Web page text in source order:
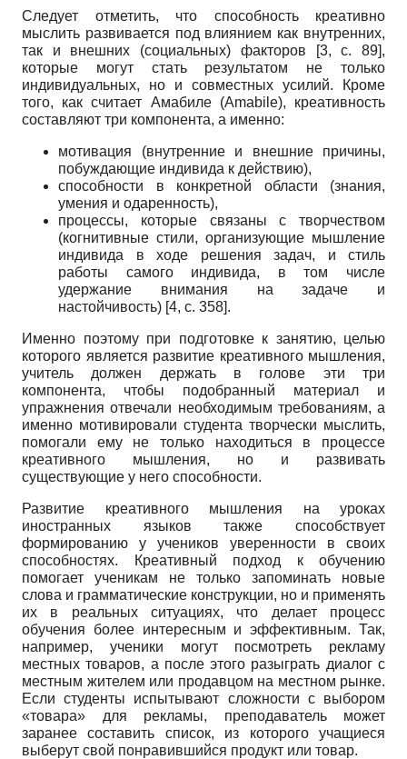
Следует отметить, что способность креативно
мыслить развивается под влиянием как внутренних,
так и внешних (социальных) факторов [3, с. 89],
которые могут стать результатом не только
индивидуальных, но и совместных усилий. Кроме
того, как считает Амабиле (Amabile), креативность
составляют три компонента, а именно:
мотивация (внутренние и внешние причины,
побуждающие индивида к действию),
способности в конкретной области (знания,
умения и одаренность),
процессы, которые связаны с творчеством
(когнитивные стили, организующие мышление
индивида в ходе решения задач, и стиль
работы самого индивида, в том числе
удержание внимания на задаче и
настойчивость) [4, с. 358].
Именно поэтому при подготовке к занятию, целью
которого является развитие креативного мышления,
учитель должен держать в голове эти три
компонента, чтобы подобранный материал и
упражнения отвечали необходимым требованиям, а
именно мотивировали студента творчески мыслить,
помогали ему не только находиться в процессе
креативного мышления, но и развивать
существующие у него способности.
Развитие креативного мышления на уроках
иностранных языков также способствует
формированию у учеников уверенности в своих
способностях. Креативный подход к обучению
помогает ученикам не только запоминать новые
слова и грамматические конструкции, но и применять
их в реальных ситуациях, что делает процесс
обучения более интересным и эффективным. Так,
например, ученики могут посмотреть рекламу
местных товаров, а после этого разыграть диалог с
местным жителем или продавцом на местном рынке.
Если студенты испытывают сложности с выбором
«товара» для рекламы, преподаватель может
заранее составить список, из которого учащиеся
выберут свой понравившийся продукт или товар.